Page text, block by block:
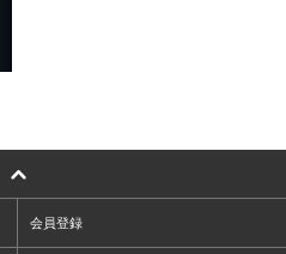
会員登録